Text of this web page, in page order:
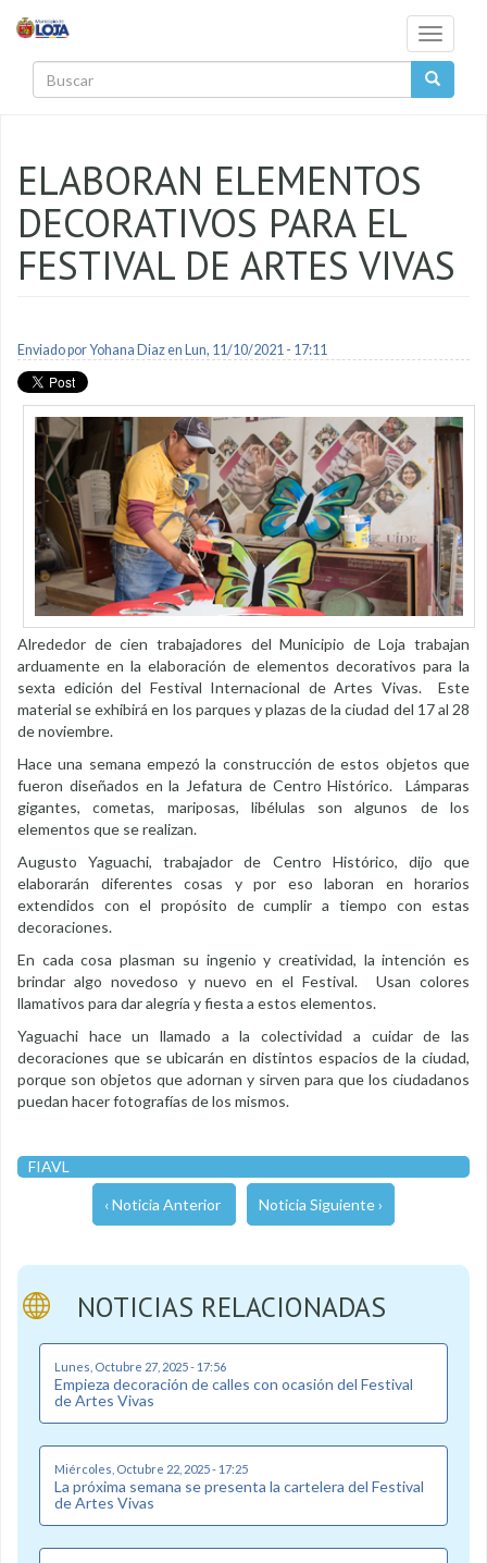
Toggle
ELABORAN ELEMENTOS
DECORATIVOS PARA EL
FESTIVAL DE ARTES VIVAS
Enviado porYohana Diazen Lun, 11/10/2021 - 17:11
Alrededor de cien trabajadores del Municipio de Loja trabajan
arduamente en la elaboración de elementos decorativos para la
sexta edición del Festival Internacional de Artes Vivas. Este
material se exhibirá en los parques y plazas de la ciudad del 17 al 28
de noviembre.
Hace una semana empezó la construcción de estos objetos que
fueron diseñados en la Jefatura de Centro Histórico. Lámparas
gigantes, cometas, mariposas, libélulas son algunos de los
elementos que se realizan.
Augusto Yaguachi, trabajador de Centro Histórico, dijo que
elaborarán diferentes cosas y por eso laboran en horarios
extendidos con el propósito de cumplir a tiempo con estas
decoraciones.
En cada cosa plasman su ingenio y creatividad, la intención es
brindar algo novedoso y nuevo en el Festival. Usan colores
llamativos para dar alegría y fiesta a estos elementos.
Yaguachi hace un llamado a la colectividad a cuidar de las
decoraciones que se ubicarán en distintos espacios de la ciudad,
porque son objetos que adornan y sirven para que los ciudadanos
puedan hacer fotografías de los mismos.
FIAVL
‹ Noticia Anterior Noticia Siguiente ›
NOTICIAS RELACIONADAS
Lunes, Octubre 27, 2025 - 17:56
Empieza decoración de calles con ocasión del Festival
de Artes Vivas
Miércoles, Octubre 22, 2025 - 17:25
La próxima semana se presenta la cartelera del Festival
de Artes Vivas